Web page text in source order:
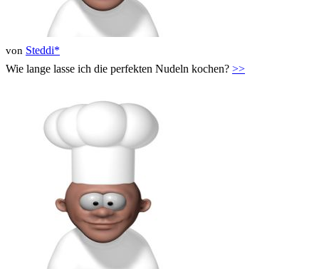
von Steddi*
Wie lange lasse ich die perfekten Nudeln kochen? >>